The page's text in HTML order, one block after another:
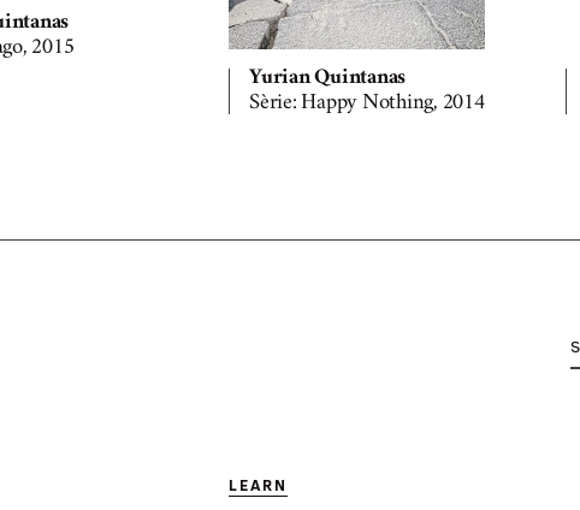
2015
Yurian Quintanas
Sèrie: Happy Nothing, 2014
LEARN